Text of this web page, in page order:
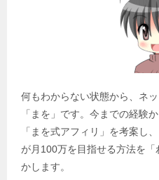
何もわからない状態から、ネ
「まを」です。今までの経験
「まを式アフィリ」を考案し
が月100万を目指せる方法を
かします。